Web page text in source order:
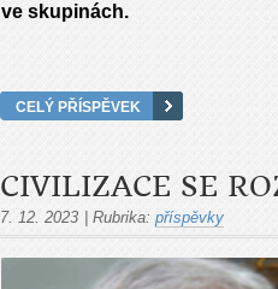
ve skupinách.
CELÝ PŘÍSPĚVEK
CIVILIZACE SE
7. 12. 2023 Rubrika: příspěvky